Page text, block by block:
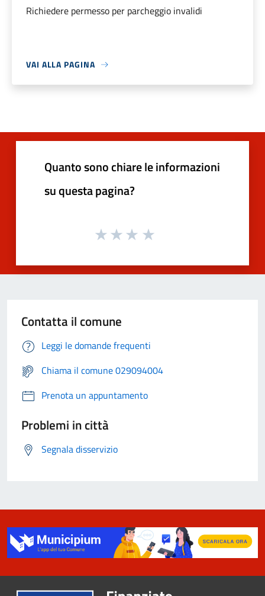
Richiedere permesso per parcheggio invalidi
VAI ALLA PAGINA
Quanto sono chiare le informazioni
su questa pagina?
Contatta il comune
Leggi le domande frequenti
Chiama il comune 029094004
Prenota un appuntamento
Problemi in città
Segnala disservizio